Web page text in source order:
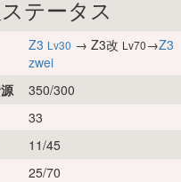
テータス
Z3 Lv30 → Z3改 Lv70→Z3
zwei
350/300
33
11/45
25/70